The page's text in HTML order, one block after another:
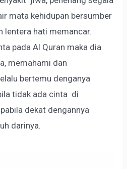
mata kehidupan bersumber
lentera hati memancar.
pada Al Quran maka dia
memahami dan
bertemu denganya
tidak ada cinta di
dekat dengannya
darinya.